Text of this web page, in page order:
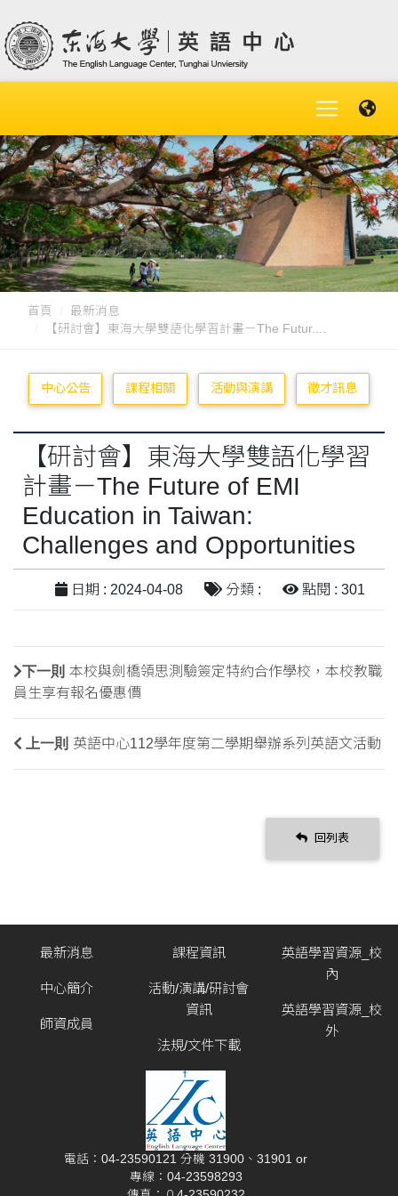
首頁
最新消息
【研討會】東海大學雙語化學習計畫－The Futur....
中心公告 課程相關 活動與演講 徵才訊息
【研討會】東海大學雙語化學習
計畫－The Future of EMI
Education in Taiwan:
Challenges and Opportunities
日期 : 2024-04-08 分類 : 點閱 : 301
下一則 本校與劍橋領思測驗簽定特約合作學校，本校教職
員生享有報名優惠價
上一則 英語中心112學年度第二學期舉辦系列英語文活動
回列表
最新消息
中心簡介
師資成員
課程資訊
活動/演講/研討會
資訊
法規/文件下載
英語學習資源_校
內
英語學習資源_校
外
電話：04-23590121 分機 31900、31901 or
專線：04-23598293